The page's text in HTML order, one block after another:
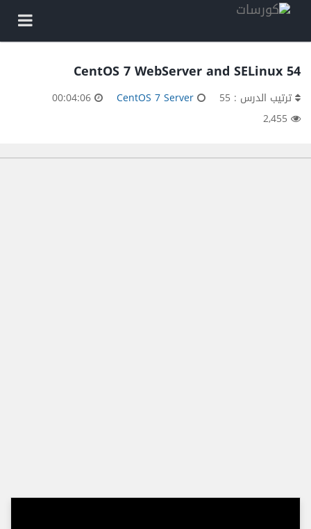
54 CentOS 7 WebServer and SELinux
ترتيب الدرس : 55 CentOS 7 Server